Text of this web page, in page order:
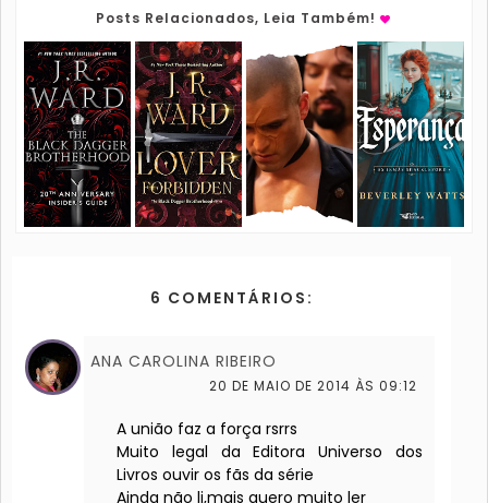
Posts Relacionados, Leia Também!
6 COMENTÁRIOS:
ANA CAROLINA RIBEIRO
20 DE MAIO DE 2014 ÀS 09:12
A união faz a força rsrrs
Muito legal da Editora Universo dos
Livros ouvir os fãs da série
Ainda não li,mais quero muito ler